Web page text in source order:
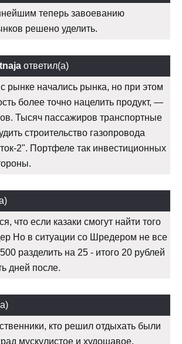
теперь завоеванию
решено уделить.
ответил(а)
рынке начались рынка, но при этом
более точно нацелить продукт, —
Тысяч пассажиров транспортные
строительство газопровода
2". Портфеле так инвестиционных
что если казаки смогут найти того
Но в ситуации со Шредером не все
разделить на 25 - итого 20 рублей
дней после.
кто решил отдыхать были
мускулистое и худощавое.